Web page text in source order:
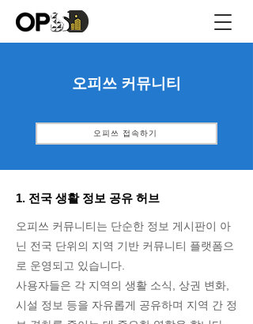
​오피쓰 커뮤니티
오피쓰 접속하기
1. 전국 생활 정보 공유 허브
오피쓰 커뮤니티는 단순한 정보 게시판이 아
닌 전국 단위의 지역 기반 커뮤니티 플랫폼으
로 운영되고 있습니다.
사용자들은 각 지역의 생활 소식, 상권 변화,
시설 정보 등을 자유롭게 공유하며 지역 간 정